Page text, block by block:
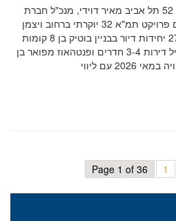
הכירו את פרויקט היוקרה ויצמן 52 תל אביב מאיר דוידי, מנכ"ל חברת
ניצנים אחזקות ופיננסים, מקדם פרויקט תמ"א 32 יוקרתי ברחוב ויצמן
52 בתל אביב. הפרויקט יכלול 27 יחידות דיור בבניין בוטיק בן 8 קומות
באזור כיכר המדינה, כולל תמהיל דירות 3-4 חדרים ופנטהאוז מפואר בן
Page 1 of 36 1